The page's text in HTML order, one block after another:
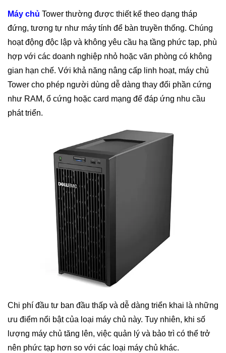
Máy chủ Tower thường được thiết kế theo dạng tháp
đứng, tương tự như máy tính để bàn truyền thống. Chúng
hoạt động độc lập và không yêu cầu hạ tầng phức tạp, phù
hợp với các doanh nghiệp nhỏ hoặc văn phòng có không
gian hạn chế. Với khả năng nâng cấp linh hoạt, máy chủ
Tower cho phép người dùng dễ dàng thay đổi phần cứng
như RAM, ổ cứng hoặc card mạng để đáp ứng nhu cầu
phát triển.
Chi phí đầu tư ban đầu thấp và dễ dàng triển khai là những
ưu điểm nổi bật của loại máy chủ này. Tuy nhiên, khi số
lượng máy chủ tăng lên, việc quản lý và bảo trì có thể trở
nên phức tạp hơn so với các loại máy chủ khác.